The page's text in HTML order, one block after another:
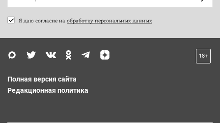
Я даю согласие на обработку персональных данных
18+
Полная версия сайта
Редакционная политика